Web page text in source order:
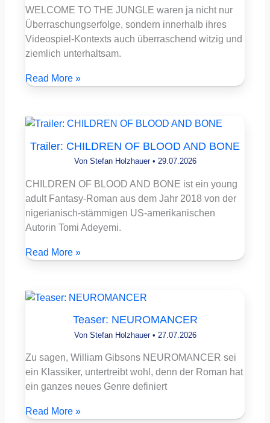
WELCOME TO THE JUNGLE waren ja nicht nur
Überraschungserfolge, sondern innerhalb ihres
Videospiel-Kontexts auch überraschend witzig und
ziemlich unterhaltsam.
Read More »
Trailer: CHILDREN OF BLOOD AND BONE
Von Stefan Holzhauer • 29.07.2026
CHILDREN OF BLOOD AND BONE ist ein young
adult Fantasy-Roman aus dem Jahr 2018 von der
nigerianisch-stämmigen US-amerikanischen
Autorin Tomi Adeyemi.
Read More »
Teaser: NEUROMANCER
Von Stefan Holzhauer • 27.07.2026
Zu sagen, William Gibsons NEUROMANCER sei
ein Klassiker, untertreibt wohl, denn der Roman hat
ein ganzes neues Genre definiert
Read More »